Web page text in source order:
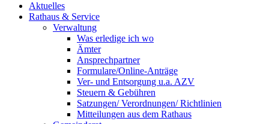
Aktuelles
Rathaus & Service
Verwaltung
Was erledige ich wo
Ämter
Ansprechpartner
Formulare/Online-Anträge
Ver- und Entsorgung u.a. AZV
Steuern & Gebühren
Satzungen/ Verordnungen/ Richtlinien
Mitteilungen aus dem Rathaus